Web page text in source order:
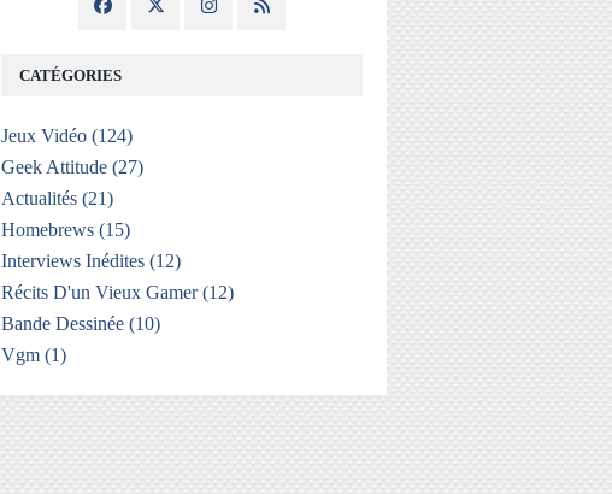
CATÉGORIES
Jeux Vidéo (124)
Geek Attitude (27)
Actualités (21)
Homebrews (15)
Interviews Inédites (12)
Récits D'un Vieux Gamer(12)
Bande Dessinée (10)
Vgm (1)